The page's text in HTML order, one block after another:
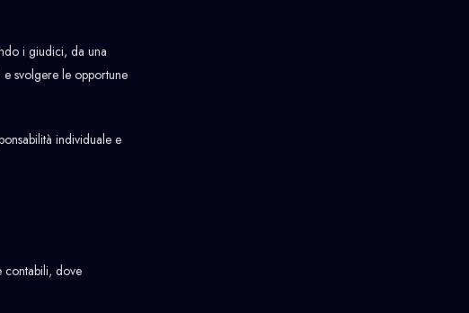
i giudici, da una
svolgere le opportune
individuale e
contabili, dove